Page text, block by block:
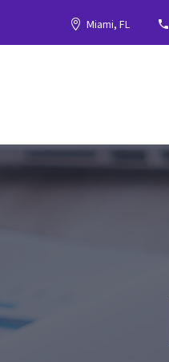
Miami, FL